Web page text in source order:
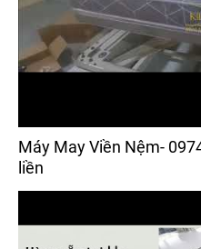
Máy May Viền Nệm-
liền